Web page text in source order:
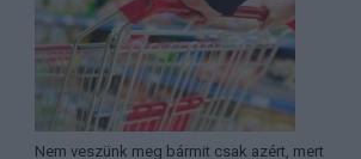
Nem veszünk meg bármit csak azért, mert